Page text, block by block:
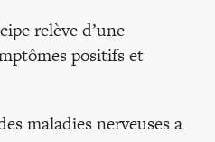
relève d’une
positifs et
maladies nerveuses a